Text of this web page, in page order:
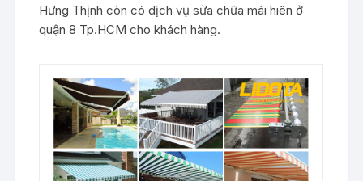
Hưng Thịnh còn có dịch vụ sửa chữa mái hiên ở
quận 8 Tp.HCM cho khách hàng.